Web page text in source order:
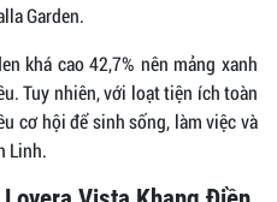
Garden.
khá cao 42,7% nên mảng xanh
Tuy nhiên, với loạt tiện ích toàn
cơ hội để sinh sống, làm việc và
Linh.